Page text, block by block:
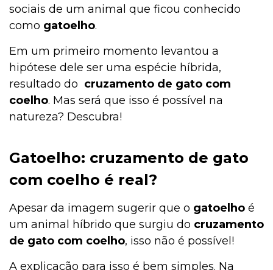
sociais de um animal que ficou conhecido
como gatoelho.
Em um primeiro momento levantou a
hipótese dele ser uma espécie híbrida,
resultado do cruzamento de gato com
coelho. Mas será que isso é possível na
natureza? Descubra!
Gatoelho: cruzamento de gato
com coelho é real?
Apesar da imagem sugerir que o gatoelho é
um animal híbrido que surgiu do cruzamento
de gato com coelho, isso não é possível!
A explicação para isso é bem simples. Na